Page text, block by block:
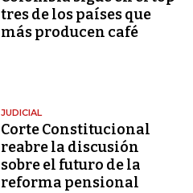
tres de los países que
más producen café
JUDICIAL
Corte Constitucional
reabre la discusión
sobre el futuro de la
reforma pensional